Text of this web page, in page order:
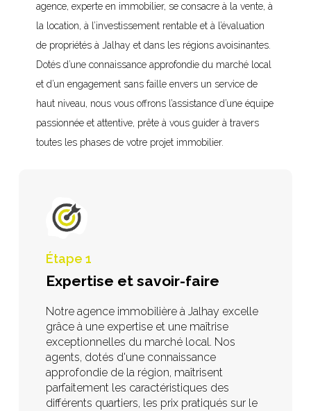
agence, experte en immobilier, se consacre à la vente, à
la location, à l’investissement rentable et à l’évaluation
de propriétés à Jalhay et dans les régions avoisinantes.
Dotés d’une connaissance approfondie du marché local
et d’un engagement sans faille envers un service de
haut niveau, nous vous offrons l’assistance d’une équipe
passionnée et attentive, prête à vous guider à travers
toutes les phases de votre projet immobilier.
Étape 1
Expertise et savoir-faire
Notre agence immobilière à Jalhay excelle
grâce à une expertise et une maîtrise
exceptionnelles du marché local. Nos
agents, dotés d'une connaissance
approfondie de la région, maîtrisent
parfaitement les caractéristiques des
différents quartiers, les prix pratiqués sur le